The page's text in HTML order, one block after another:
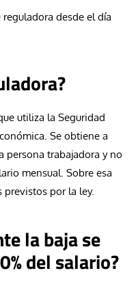
desde el día
utiliza la Seguridad
Se obtiene a
persona trabajadora y no
mensual. Sobre esa
previstos por la ley.
la baja se
del salario?